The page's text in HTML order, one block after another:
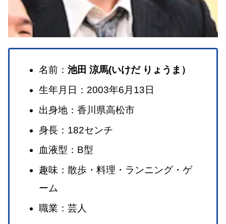
名前：池田 涼馬(いけだ りょうま）
生年月日：2003年6月13日
出身地：香川県高松市
身長：182センチ
血液型：B型
趣味：散歩・料理・ランニング・ゲ
ーム
職業：芸人